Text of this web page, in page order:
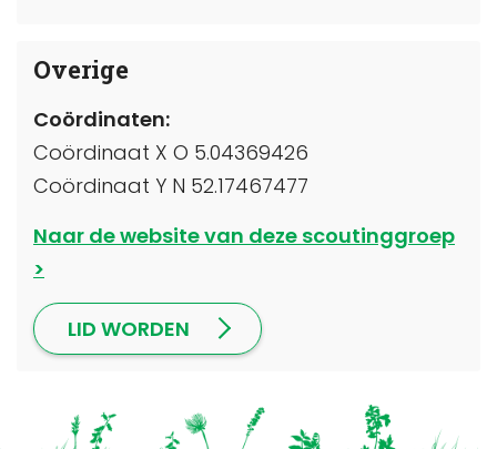
Overige
Coördinaten:
Coördinaat X O 5.04369426
Coördinaat Y N 52.17467477
Naar de website van deze scoutinggroep
LID WORDEN